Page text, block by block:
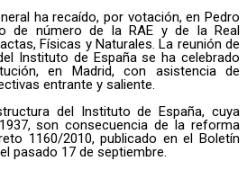
ha recaído, por votación, en Pedro
de número de la RAE y de la Real
Físicas y Naturales. La reunión de
Instituto de España se ha celebrado
en Madrid, con asistencia de
entrante y saliente.
del Instituto de España, cuya
son consecuencia de la reforma
1160/2010, publicado en el Boletín
pasado 17 de septiembre.